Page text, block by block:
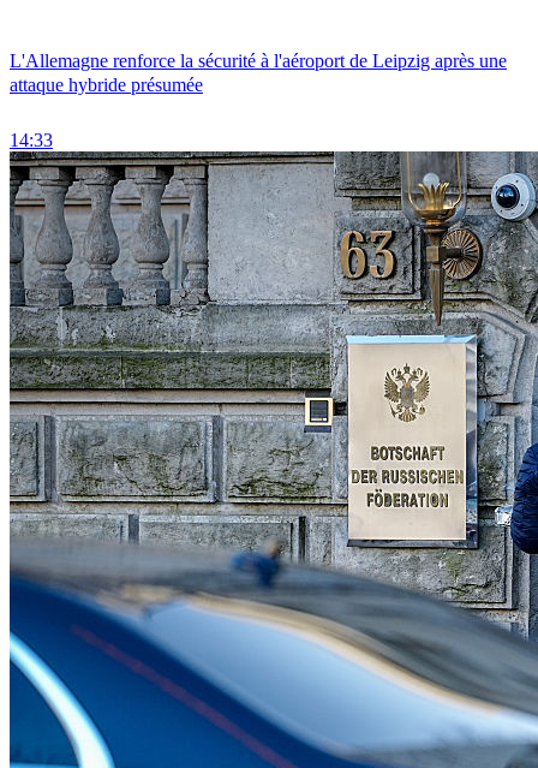
L'Allemagne renforce la sécurité à l'aéroport de Leipzig après une
attaque hybride présumée
14:33